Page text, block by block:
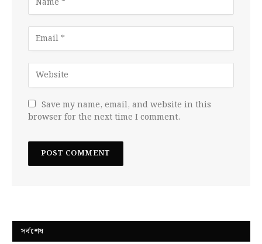
Save my name, email, and website in this
browser for the next time I comment.
সর্বশেষ